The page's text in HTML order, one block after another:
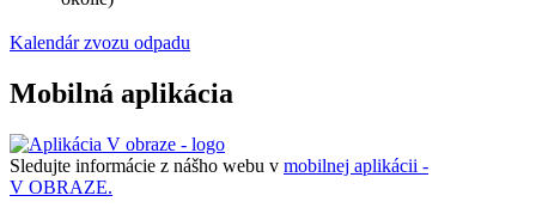
Kalendár zvozu odpadu
Mobilná aplikácia
Sledujte informácie z nášho webu v mobilnej aplikácii -
V OBRAZE.